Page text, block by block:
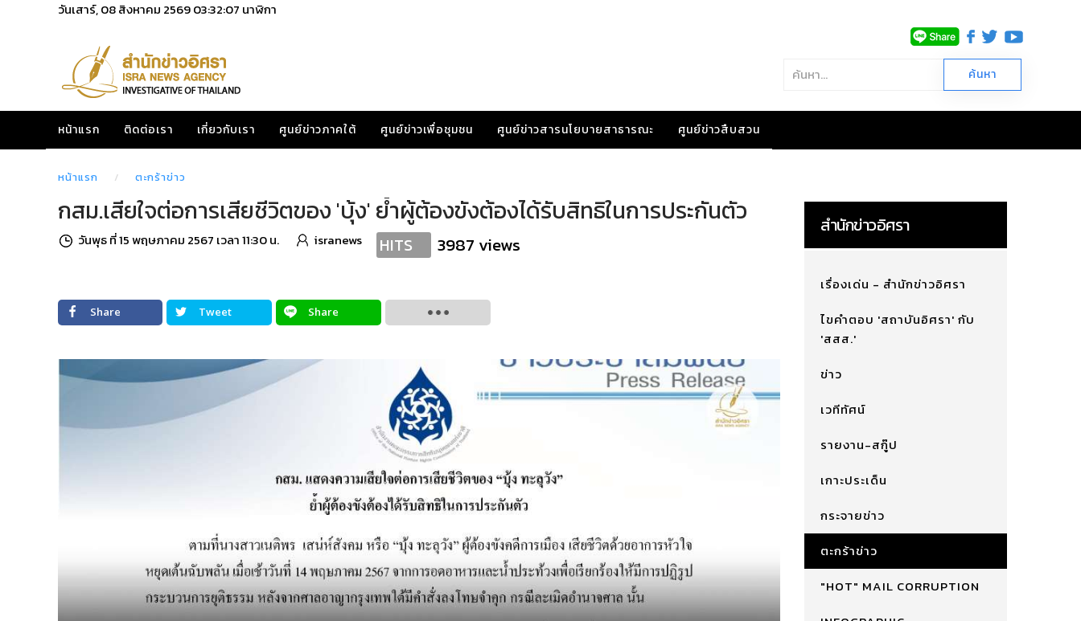
วันเสาร์, 08 สิงหาคม 256903:32:08 นาฬิกา
หน้าแรก ติดต่อเรา เกี่ยวกับเรา ศูนย์ข่าวภาคใต้ ศูนย์ข่าวเพื่อชุมชน ศูนย์ข่าวสารนโยบายสาธารณะ ศูนย์ข่าวสืบสวน
หน้าแรก ตะกร้าข่าว
กสม.เสียใจต่อการเสียชีวิตของ 'บุ้ง' ย้ำผู้ต้องขังต้องได้รับสิทธิในการประกันตัว
วันพุธ ที่ 15 พฤษภาคม 2567 เวลา 11:30 น. isranews HITS 3987 views
Share Tweet Share
สำนักข่าวอิศรา
เรื่องเด่น - สำนักข่าวอิศรา
ไขคำตอบ 'สถาบันอิศรา' กับ
'สสส.'
ข่าว
เวทีทัศน์
รายงาน-สกู๊ป
เกาะประเด็น
กระจายข่าว
ตะกร้าข่าว
"HOT" MAIL CORRUPTION